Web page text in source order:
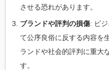
させる恐れがあります。
ブランドや評判の損傷: ビ
て公序良俗に反する内容を
ランドや社会的評判に重大
す。